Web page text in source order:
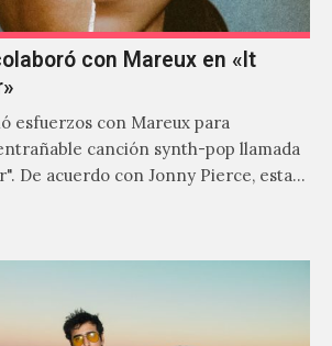
con Mareux en «It
esfuerzos con Mareux para
canción synth-pop llamada
De acuerdo con Jonny Pierce, esta